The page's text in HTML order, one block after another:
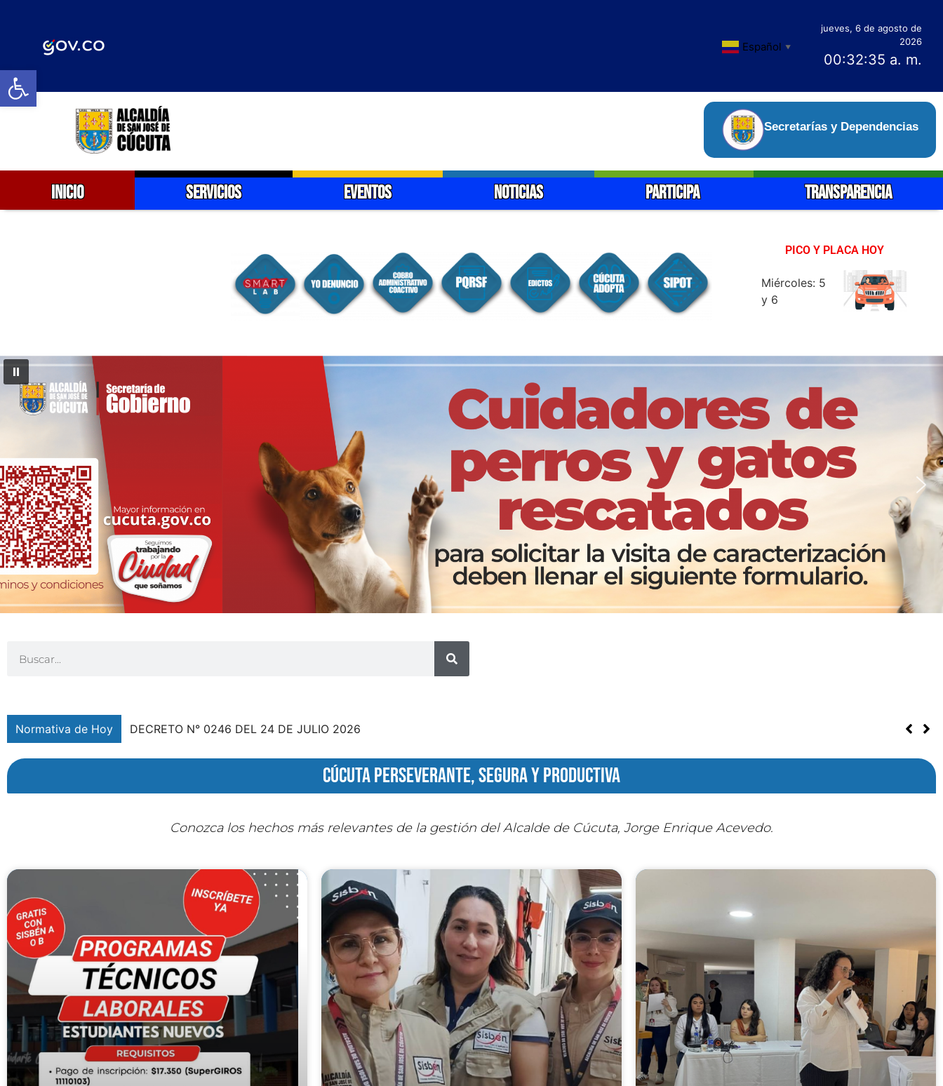
Abrir barra de herramientas
Español ▼
jueves, 6 de agosto de
2026
00:32:37 a. m.
Secretarías y Dependencias
INICIO SERVICIOS EVENTOS NOTICIAS PARTICIPA TRANSPARENCIA
PICO Y PLACA HOY
Miércoles: 5
y 6
Normativa de Hoy
cúcuta perseverante, segura y productiva
Conozca los hechos más relevantes de la gestión del Alcalde de Cúcuta, Jorge Enrique Acevedo.